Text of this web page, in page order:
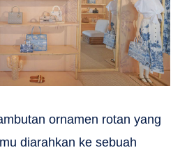
ornamen rotan yang
diarahkan ke sebuah